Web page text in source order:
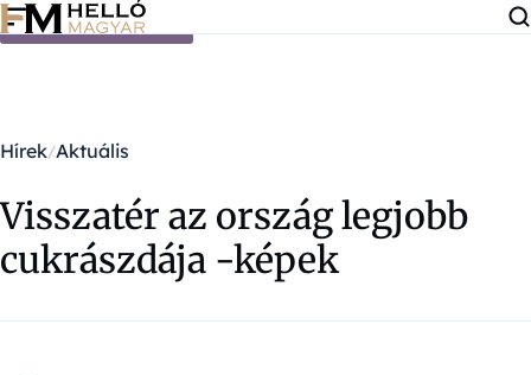
Ugrás a tartalomra
Hírek Aktuális
Visszatér az ország legjobb
cukrászdája -képek